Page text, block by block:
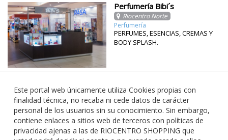
Perfumería Bibi´s
Riocentro Norte
Perfumería
PERFUMES, ESENCIAS, CREMAS Y
BODY SPLASH.
Este portal web únicamente utiliza Cookies propias con
finalidad técnica, no recaba ni cede datos de carácter
personal de los usuarios sin su conocimiento. Sin embargo,
contiene enlaces a sitios web de terceros con políticas de
privacidad ajenas a las de RIOCENTRO SHOPPING que